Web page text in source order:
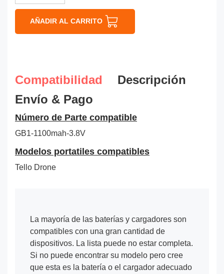
AÑADIR AL CARRITO
Compatibilidad
Descripción
Envío & Pago
Número de Parte compatible
GB1-1100mah-3.8V
Modelos portatiles compatibles
Tello Drone
La mayoría de las baterías y cargadores son
compatibles con una gran cantidad de
dispositivos. La lista puede no estar completa.
Si no puede encontrar su modelo pero cree
que esta es la batería o el cargador adecuado